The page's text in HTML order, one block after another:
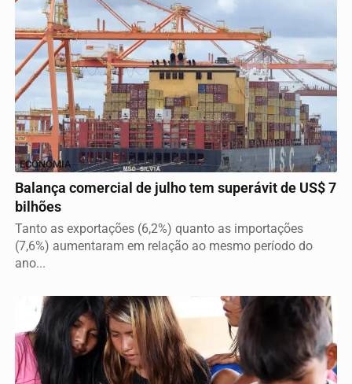
ECONOMIA
Balança comercial de julho tem superávit de US$ 7
bilhões
Tanto as exportações (6,2%) quanto as importações
(7,6%) aumentaram em relação ao mesmo período do
ano...